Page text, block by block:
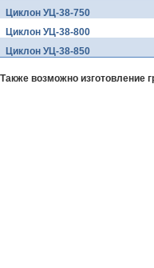
Циклон УЦ-38-750
Циклон УЦ-38-800
Циклон УЦ-38-850
Также возможно изготовление